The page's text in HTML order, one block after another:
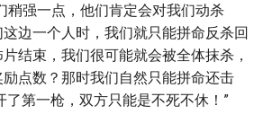
稍强一点，他们肯定会对我们动杀
边一个人时，我们就只能拼命反杀回
结束，我们很可能就会被全体抹杀，
点数？那时我们自然只能拼命还击
第一枪，双方只能是不死不休！”